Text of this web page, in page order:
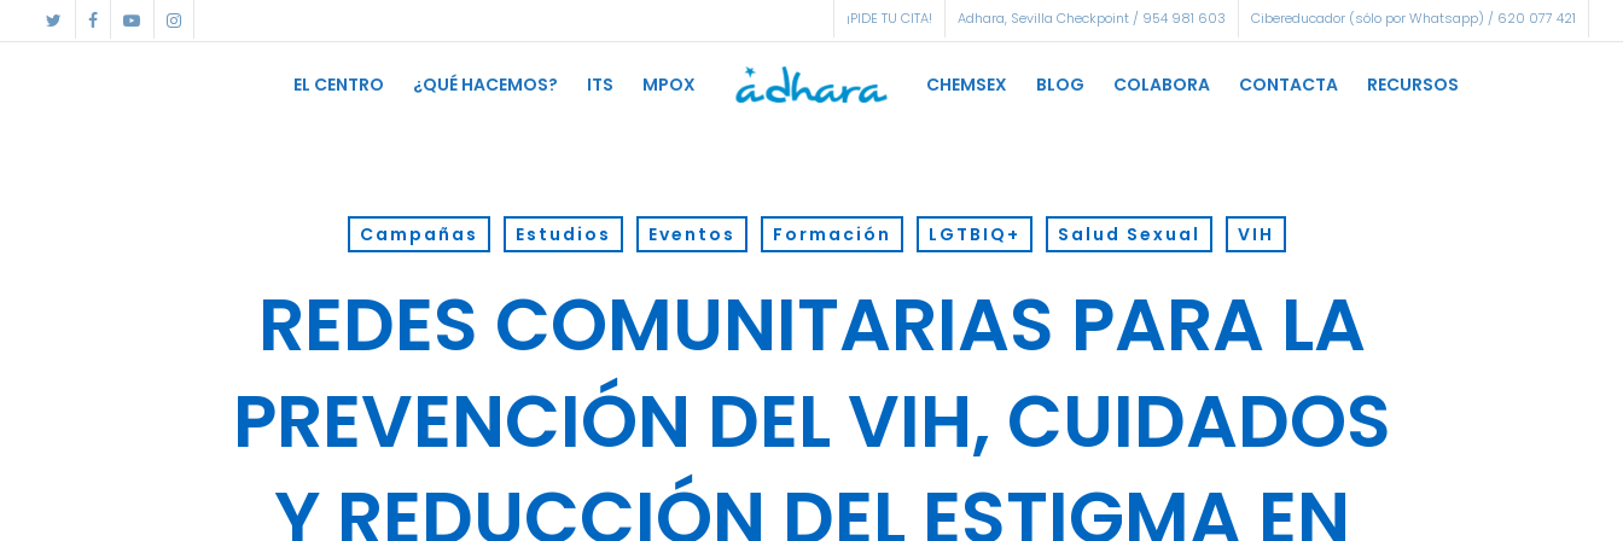
twitter facebookyoutubeinstagram ¡PIDE TU CITA! Adhara, Sevilla Checkpoint / 954 981 603 Cibereducador (sólo por Whatsapp) / 620 077 421
EL CENTRO ¿QUÉ HACEMOS? ITS MPOX CHEMSEX BLOG COLABORA CONTACTA RECURSOS
Campañas Estudios Eventos Formación LGTBIQ+ Salud Sexual VIH
REDES COMUNITARIAS PARA LA
PREVENCIÓN DEL VIH, CUIDADOS
Y REDUCCIÓN DEL ESTIGMA EN